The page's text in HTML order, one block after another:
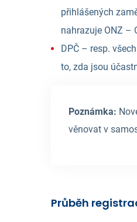
přihlášených
nahrazuje ONZ –
DPČ – resp.
to, zda jsou
Poznámka:
věnovat v
Průběh